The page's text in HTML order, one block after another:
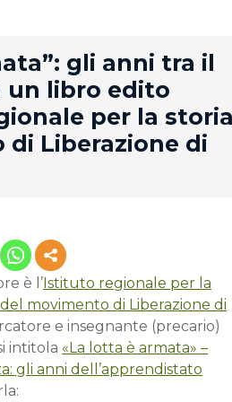
gli anni tra il
un libro edito
per la
Liberazione di
è l’Istituto regionale per la
movimento di Liberazione di
e insegnante (precario)
intitola «La lotta è armata» –
gli anni dell’apprendistato